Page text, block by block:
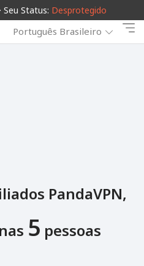
Seu Status: Desprotegido
Português Brasileiro
PandaVPN,
5 pessoas